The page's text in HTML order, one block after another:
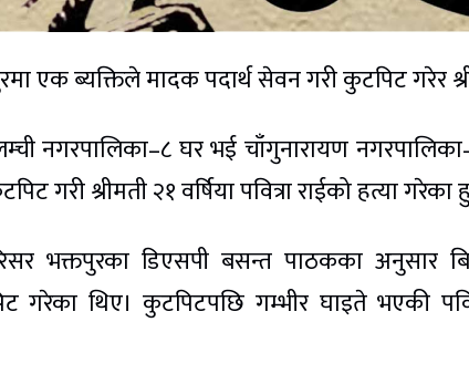
एक ब्यक्तिले मादक पदार्थ सेवन गरी कुटपिट गरेर
नगरपालिका–८ घर भई चाँगुनारायण
गरी श्रीमती २१ वर्षिया पवित्रा राईको हत्या गरेका
भक्तपुरका डिएसपी बसन्त पाठकका अनुसार
गरेका थिए। कुटपिटपछि गम्भीर घाइते भएकी